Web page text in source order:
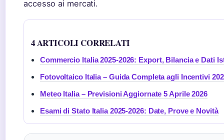
accesso ai mercati.
4 ARTICOLI CORRELATI
Commercio Italia 2025-2026: Export, Bilancia e Dati
Fotovoltaico Italia – Guida Completa agli Incentivi
Meteo Italia – Previsioni Aggiornate 5 Aprile 2026
Esami di Stato Italia 2025-2026: Date, Prove e Novità